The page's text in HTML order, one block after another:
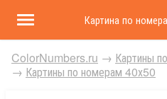
Картина по
ColorNumbers.ru → Картины
→ Картины по номерам 40х50